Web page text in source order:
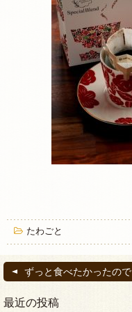
たわごと
ずっと食べたかったので
最近の投稿